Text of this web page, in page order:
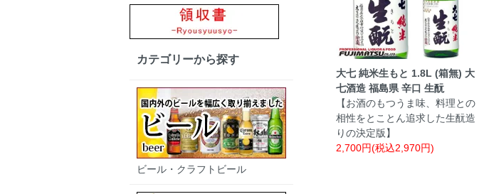
大七 純米生もと 1.8L (箱無) 大
七酒造 福島県 辛口 生酛
【お酒のもつうま味、料理との
相性をとことん追求した生酛造
りの決定版】
2,700円(税込2,970円)
カテゴリーから探す
ビール・クラフトビール